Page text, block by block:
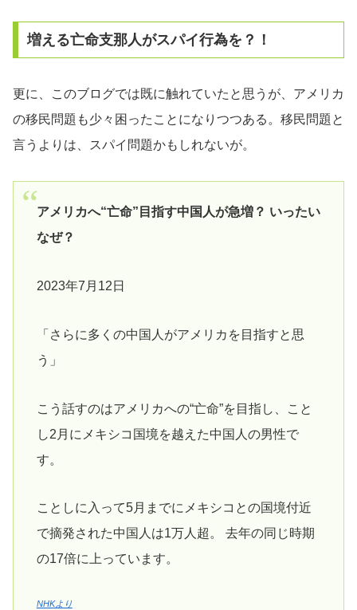
増える亡命支那人がスパイ行為を？！
更に、このブログでは既に触れていたと思うが、アメリカ
の移民問題も少々困ったことになりつつある。移民問題と
言うよりは、スパイ問題かもしれないが。
アメリカへ“亡命”目指す中国人が急増？ いったい
なぜ？
2023年7月12日
「さらに多くの中国人がアメリカを目指すと思
う」
こう話すのはアメリカへの“亡命”を目指し、こと
し2月にメキシコ国境を越えた中国人の男性で
す。
ことしに入って5月までにメキシコとの国境付近
で摘発された中国人は1万人超。 去年の同じ時期
の17倍に上っています。
NHKより